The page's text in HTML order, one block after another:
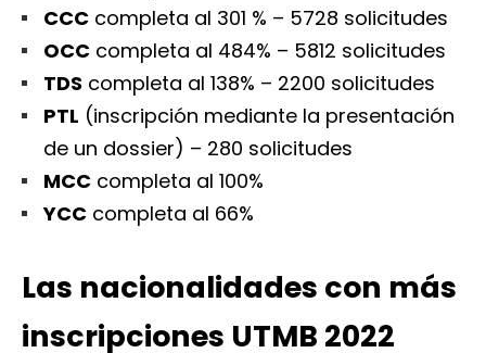
CCC completa al 301 % – 5728 solicitudes
OCC completa al 484% – 5812 solicitudes
TDS completa al 138% – 2200 solicitudes
PTL (inscripción mediante la presentación
de un dossier) – 280 solicitudes
MCC completa al 100%
YCC completa al 66%
Las nacionalidades con más
inscripciones UTMB 2022